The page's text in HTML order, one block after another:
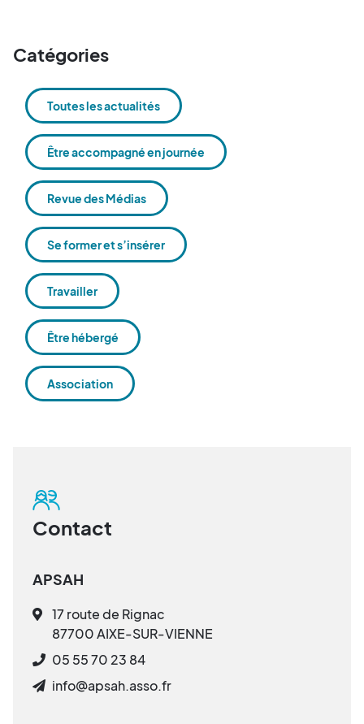
Catégories
Toutes les actualités
Être accompagné en journée
Revue des Médias
Se former et s’insérer
Travailler
Être hébergé
Association
Contact
APSAH
17 route de Rignac
87700 AIXE-SUR-VIENNE
05 55 70 23 84
info@apsah.asso.fr